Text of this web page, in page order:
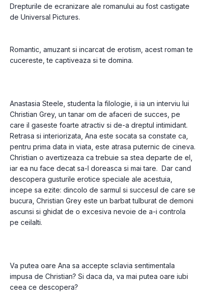
Drepturile de ecranizare ale romanului au fost castigate
Romantic, amuzant si incarcat de erotism, acest roman te
Anastasia Steele, studenta la filologie, ii ia un interviu lui
Christian Grey, un tanar om de afaceri de succes, pe
care il gaseste foarte atractiv si de-a dreptul intimidant.
Retrasa si interiorizata, Ana este socata sa constate ca,
pentru prima data in viata, este atrasa puternic de cineva.
Christian o avertizeaza ca trebuie sa stea departe de el,
iar ea nu face decat sa-l doreasca si mai tare.  Dar cand
descopera gusturile erotice speciale ale acestuia,
incepe sa ezite: dincolo de sarmul si succesul de care se
bucura, Christian Grey este un barbat tulburat de demoni
ascunsi si ghidat de o excesiva nevoie de a-i controla
Va putea oare Ana sa accepte sclavia sentimentala
impusa de Christian? Si daca da, va mai putea oare iubi
ceea ce descopera?